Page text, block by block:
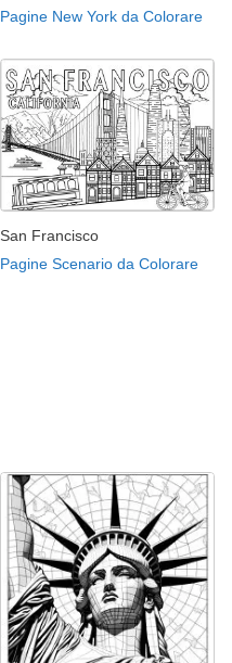
Pagine New York da Colorare
San Francisco
Pagine Scenario da Colorare